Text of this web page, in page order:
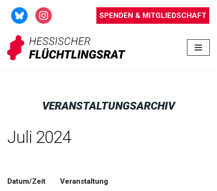
Zum
Inhalt
springen
SPENDEN & MITGLIEDSCHAFT
VERANSTALTUNGSARCHIV
Juli 2024
Datum/Zeit Veranstaltung